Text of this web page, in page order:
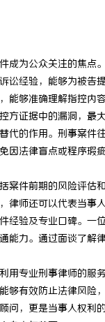
成为公众关注的焦
讼经验，能够为被告
能够准确理解指控
方证据中的漏洞，最
代的作用。刑事案
因法律盲点或程序
案件前期的风险评
律师还可以代表当事
经验及专业口碑。
能力。通过面谈了
用专业刑事律师的
够有效防止法律风险
问，更是当事人权